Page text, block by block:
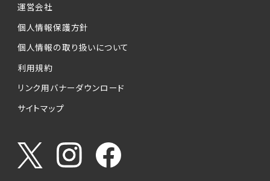
運営会社
個人情報保護方針
個人情報の取り扱いについて
利用規約
リンク用バナーダウンロード
サイトマップ